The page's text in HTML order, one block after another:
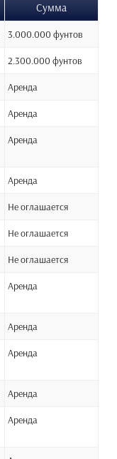
Сумма
3.000.000 фунтов
2.300.000 фунтов
Аренда
Аренда
Аренда
Аренда
Не оглашается
Не оглашается
Не оглашается
Аренда
Аренда
Аренда
Аренда
Аренда